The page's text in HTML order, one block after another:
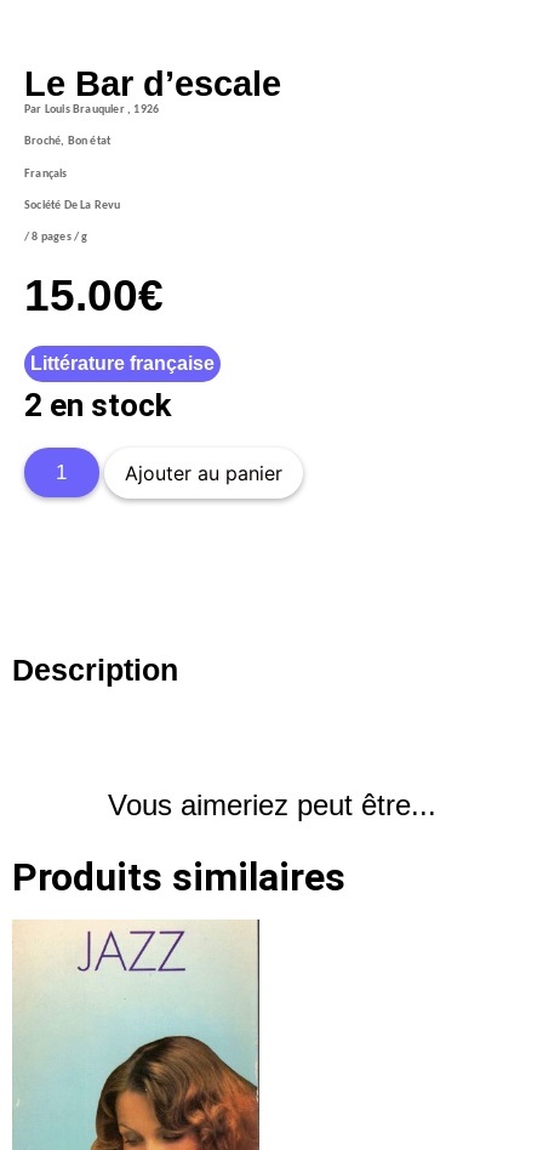
Le Bar d’escale
Par Louis Brauquier , 1926
Broché, Bon état
Français
Société De La Revu
/ 8 pages / g
15.00€
Littérature française
2 en stock
Ajouter au panier
Description
Vous aimeriez peut être...
Produits similaires